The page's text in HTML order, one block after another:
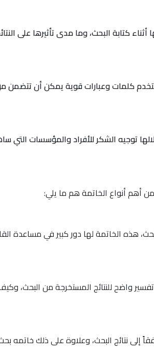
كتابة البحث، وما مدى تأثيرها على
كلمات وعبارات قوية يمكن أن تتضمن
توجيه الشكر للأفراد والمؤسسات التي
أهم أنواع الخاتمة هم ما يلي:
هذه الخاتمة لها دور كبير في مساعدة
واضح للنتائج المستخرجة من البحث،
نتائج البحث، وعلاوة على ذلك خاتمه